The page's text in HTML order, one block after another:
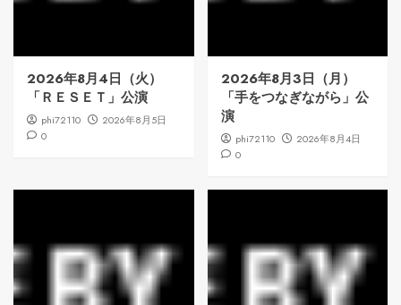
2026年8月4日（火）
「ＲＥＳＥＴ」公演
phi72110
2026年8月5日
0
2026年8月3日（月）
「手をつなぎながら」公
演
phi72110
2026年8月4日
0